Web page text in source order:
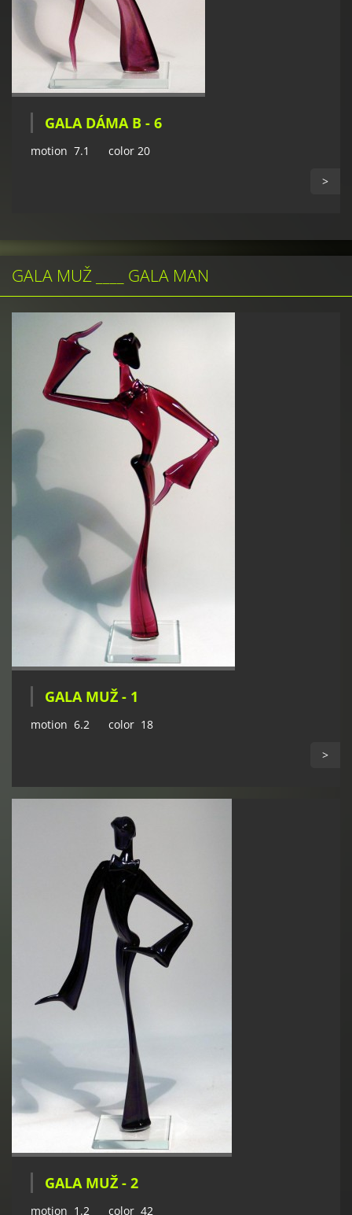
GALA DÁMA B - 6
motion 7.1 color 20
>
GALA MUŽ ____ GALA MAN
GALA MUŽ - 1
motion 6.2 color 18
>
GALA MUŽ - 2
motion 1.2 color 42